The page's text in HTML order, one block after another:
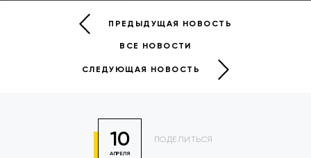
ПРЕДЫДУЩАЯ НОВОСТЬ
ВСЕ НОВОСТИ
СЛЕДУЮЩАЯ НОВОСТЬ
10
АПРЕЛЯ
ПОДЕЛИТЬСЯ